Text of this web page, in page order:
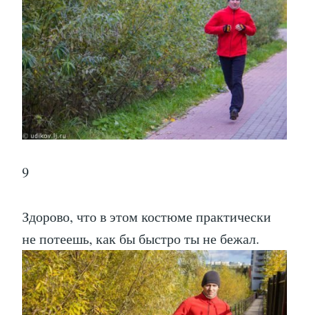
9
Здорово, что в этом костюме практически
не потеешь, как бы быстро ты не бежал.